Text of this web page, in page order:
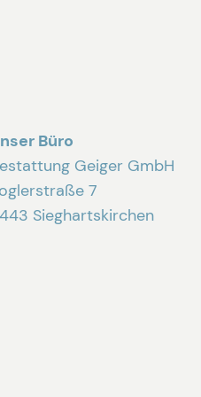
Büro
Geiger GmbH
7
Sieghartskirchen